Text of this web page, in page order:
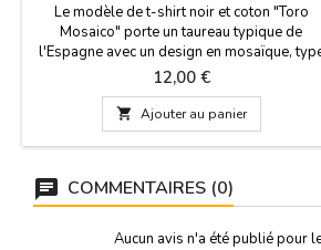
Le modèle de t-shirt noir et coton "Toro
Mosaico" porte un taureau typique de
l'Espagne avec un design en mosaïque,
trencadis dans des couleurs assorties. C'est
une chemise idéale comme Souvenir de
Madrid, c'est 100% coton et il est
recommandé de se laver à l'eau froide. Tailles
de S à XXL.
Prix
12,00 €
 Ajouter au panier
COMMENTAIRES (0)
Aucun avis n'a été publié pour